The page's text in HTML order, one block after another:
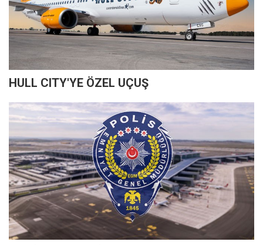
HULL CITY'YE ÖZEL UÇUŞ